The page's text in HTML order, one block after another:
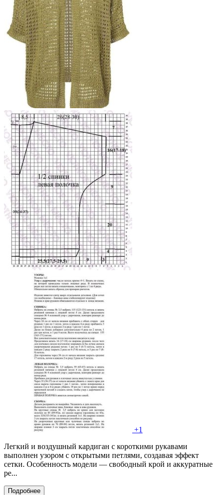
+1
Легкий и воздушный кардиган с короткими рукавами
выполнен узором с открытыми петлями, создавая эффект
сетки. Особенность модели — свободный крой и аккуратные
ре...
Подробнее